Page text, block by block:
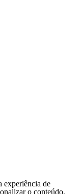
experiência de
o conteúdo.